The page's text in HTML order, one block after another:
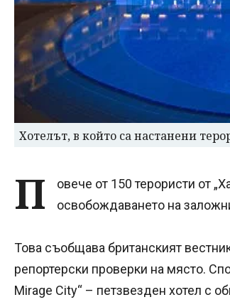
Хотелът, в който са настанени
П
овече от 150 терористи от
освобождаването на
Това съобщава британският
репортерски проверки на място.
Mirage City“ – петзвезден хотел с